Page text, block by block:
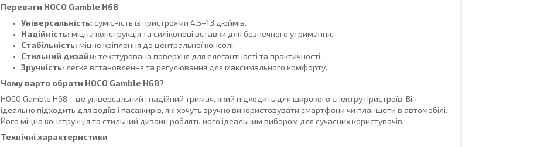
Переваги HOCO Gamble H68
Універсальність: сумісність із пристроями 4.5–13 дюймів.
Надійність: міцна конструкція та силіконові вставки для безпечного утримання.
Стабільність: міцне кріплення до центральної консолі.
Стильний дизайн: текстурована поверхня для елегантності та практичності.
Зручність: легке встановлення та регулювання для максимального комфорту.
Чому варто обрати HOCO Gamble H68?
HOCO Gamble H68 – це універсальний і надійний тримач, який підходить для широкого спектру пристроїв. Він
ідеально підходить для водіїв і пасажирів, які хочуть зручно використовувати смартфони чи планшети в автомобілі.
Його міцна конструкція та стильний дизайн роблять його ідеальним вибором для сучасних користувачів.
Технічні характеристики